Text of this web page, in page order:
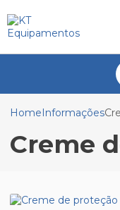
HomeInformações
Creme